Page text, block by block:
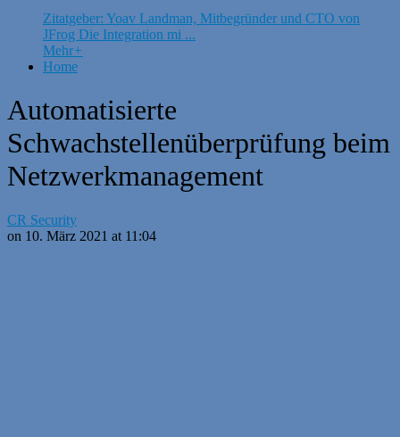
Zitatgeber: Yoav Landman, Mitbegründer und CTO von
JFrog Die Integration mi ...
Mehr+
Home
Automatisierte
Schwachstellenüberprüfung beim
Netzwerkmanagement
CR Security
on 10. März 2021 at 11:04